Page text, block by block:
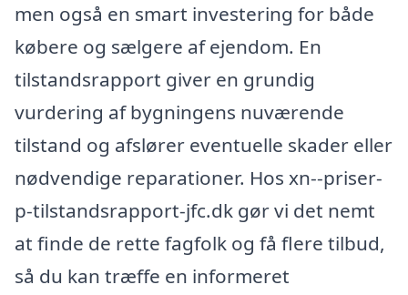
men også en smart investering for både
købere og sælgere af ejendom. En
tilstandsrapport giver en grundig
vurdering af bygningens nuværende
tilstand og afslører eventuelle skader eller
nødvendige reparationer. Hos xn--priser-
p-tilstandsrapport-jfc.dk gør vi det nemt
at finde de rette fagfolk og få flere tilbud,
så du kan træffe en informeret